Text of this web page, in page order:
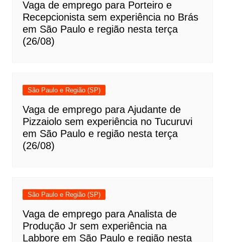
Vaga de emprego para Porteiro e
Recepcionista sem experiência no Brás
em São Paulo e região nesta terça
(26/08)
São Paulo e Região (SP)
Vaga de emprego para Ajudante de
Pizzaiolo sem experiência no Tucuruvi
em São Paulo e região nesta terça
(26/08)
São Paulo e Região (SP)
Vaga de emprego para Analista de
Produção Jr sem experiência na
Labbore em São Paulo e região nesta